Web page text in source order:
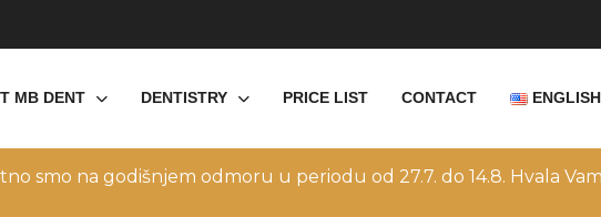
MB DENT DENTISTRY PRICE LIST CONTACT ENGLISH
smo na godišnjem odmoru u periodu od 27.7. do 14.8. Hvala